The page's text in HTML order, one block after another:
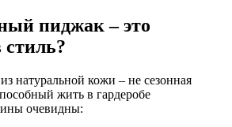
пиджак – это
натуральной кожи – не сезонная
жить в гардеробе
очевидны: